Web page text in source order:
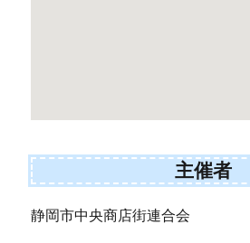
主催者
静岡市中央商店街連合会